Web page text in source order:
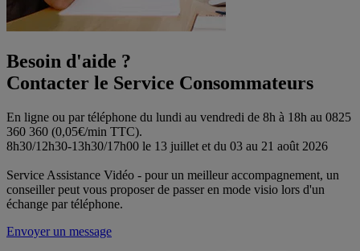
Besoin d'aide ?
Contacter le Service Consommateurs
En ligne ou par téléphone du lundi au vendredi de 8h à 18h au 0825
360 360 (0,05€/min TTC).
8h30/12h30-13h30/17h00 le 13 juillet et du 03 au 21 août 2026
Service Assistance Vidéo - pour un meilleur accompagnement, un
conseiller peut vous proposer de passer en mode visio lors d'un
échange par téléphone.
Envoyer un message